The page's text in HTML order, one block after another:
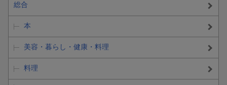
総合
本
美容・暮らし・健康・料理
料理